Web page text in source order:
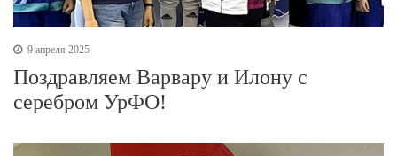
9 апреля 2025
Поздравляем Варвару и Илону с
серебром УрФО!